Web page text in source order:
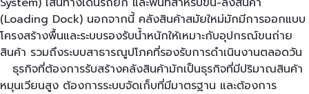
(Loading Dock) นอกจากนี้ คลังสินค้าสมัยใหม่มักมีการออกแบบ
โครงสร้างพื้นและระบบรองรับน้ำหนักให้เหมาะกับอุปกรณ์ขนถ่าย
สินค้า รวมถึงระบบสาธารณูปโภคที่รองรับการดำเนินงานตลอดวัน
ธุรกิจที่ต้องการรับสร้างคลังสินค้ามักเป็นธุรกิจที่มีปริมาณสินค้า
หมุนเวียนสูง ต้องการระบบจัดเก็บที่มีมาตรฐาน และต้องการ